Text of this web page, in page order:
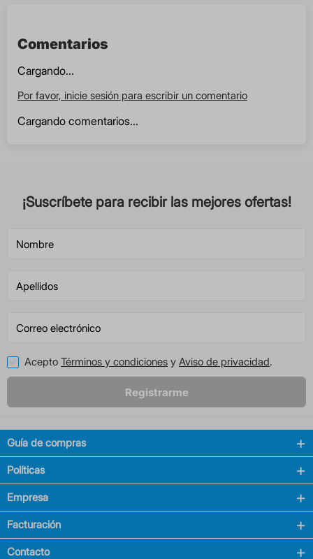
Comentarios
Cargando...
Por favor, inicie sesión para escribir un comentario
Cargando comentarios...
¡Suscríbete para recibir las mejores ofertas!
Acepto Términos y condiciones y Aviso de privacidad.
Registrarme
Guía de compras
Políticas
Empresa
Facturación
Contacto